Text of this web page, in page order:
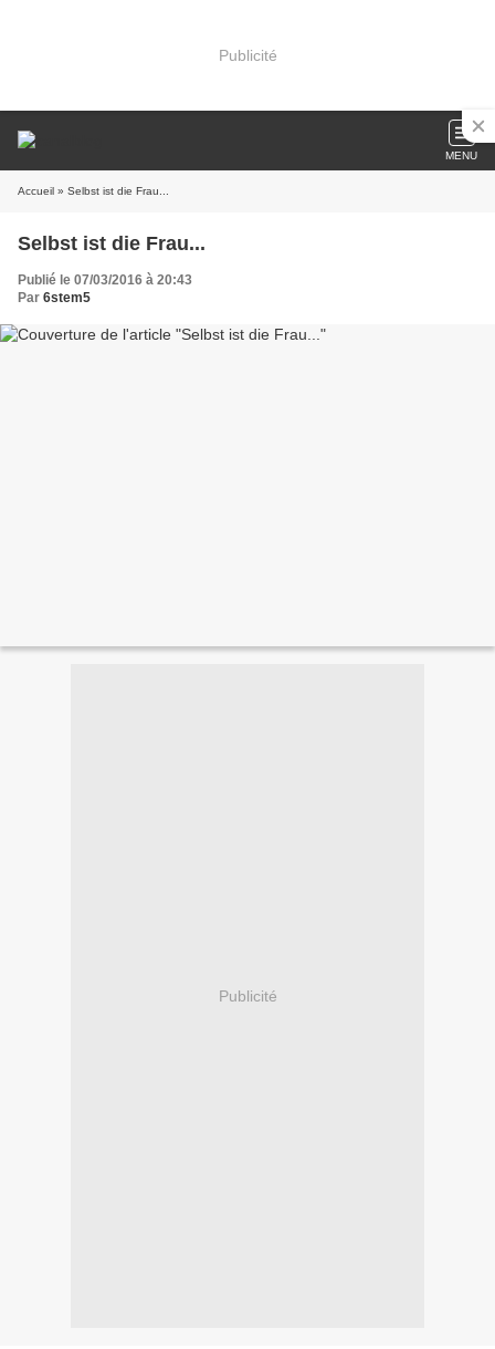
Publicité
MENU
Accueil » Selbst ist die Frau...
Selbst ist die Frau...
Publié le 07/03/2016 à 20:43
Par 6stem5
Publicité